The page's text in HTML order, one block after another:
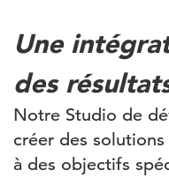
Une
des
Notre Studio de
créer des
à des objectifs